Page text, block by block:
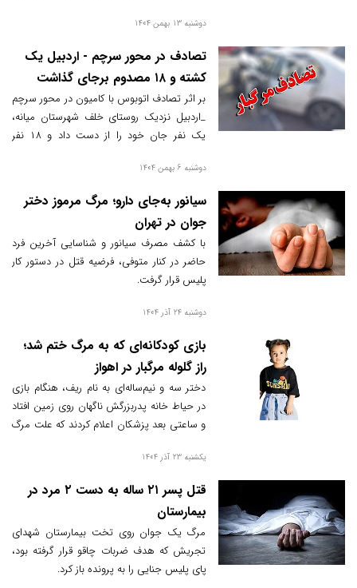
دوشنبه 13 بهمن 1404
تصادف در محور سرچم - اردبیل یک
کشته و ۱۸ مصدوم برجای گذاشت
بر اثر تصادف اتوبوس با کامیون در محور سرچم
_اردبیل نزدیک روستای خلف شهرستان میانه،
یک نفر جان خود را از دست داد و ۱۸ نفر
دوشنبه 6 بهمن 1404
سیانور به‌جای دارو؛ مرگ مرموز دختر
جوان در تهران
با کشف مصرف سیانور و شناسایی آخرین فرد
حاضر در کنار متوفی، فرضیه قتل در دستور کار
پلیس قرار گرفت.
دوشنبه 24 آذر 1404
بازی کودکانه‌ای که به مرگ ختم شد؛
راز گلوله مرگبار در اهواز
دختر سه و نیم‌ساله‌ای به نام ریف، هنگام بازی
در حیاط خانه پدربزرگش ناگهان روی زمین افتاد
و ساعتی بعد پزشکان اعلام کردند که علت مرگ
یکشنبه 23 آذر 1404
قتل پسر ۲۱ ساله به دست ۲ مرد در
بیمارستان
مرگ یک جوان روی تخت بیمارستان شهدای
تجریش که هدف ضربات چاقو قرار گرفته بود،
پای پلیس جنایی را به پرونده باز کرد.